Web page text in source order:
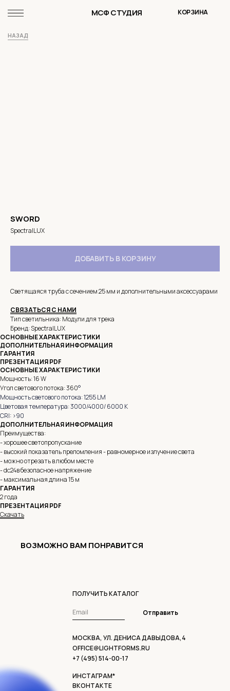
МСФ СТУДИЯ КОРЗИНА
НАЗАД
SWORD
SpectralLUX
ДОБАВИТЬ В КОРЗИНУ
Светящаяся труба с сечением 25 мм и дополнительными аксессуарами
СВЯЗАТЬСЯ С НАМИ
Тип светильника: Модули для трека
Бренд: SpectralLUX
ОСНОВНЫЕ ХАРАКТЕРИСТИКИ
ДОПОЛНИТЕЛЬНАЯ ИНФОРМАЦИЯ
ГАРАНТИЯ
ПРЕЗЕНТАЦИЯ PDF
ОСНОВНЫЕ ХАРАКТЕРИСТИКИ
Мощность: 16 W
Угол светового потока: 360°
Мощность светового потока: 1255 LM
Цветовая температура: 3000/4000/ 6000 K
CRI: >90
ДОПОЛНИТЕЛЬНАЯ ИНФОРМАЦИЯ
Преимущества:
- хорошее светопропускание
- высокий показатель преломления - равномерное излучение света
- можно отрезать в любом месте
- dc24в безопасное напряжение
- максимальная длина 15 м
ГАРАНТИЯ
2 года
ПРЕЗЕНТАЦИЯ PDF
Скачать
ВОЗМОЖНО ВАМ ПОНРАВИТСЯ
МОСКВА, УЛ. ДЕНИСА ДАВЫДОВА,4
ПОЛУЧИТЬ КАТАЛОГ
ИНСТАГРАМ*
ВКОНТАКТЕ
+7 (495) 514-00-17
OFFICE@LIGHTFORMS.RU
Отправить